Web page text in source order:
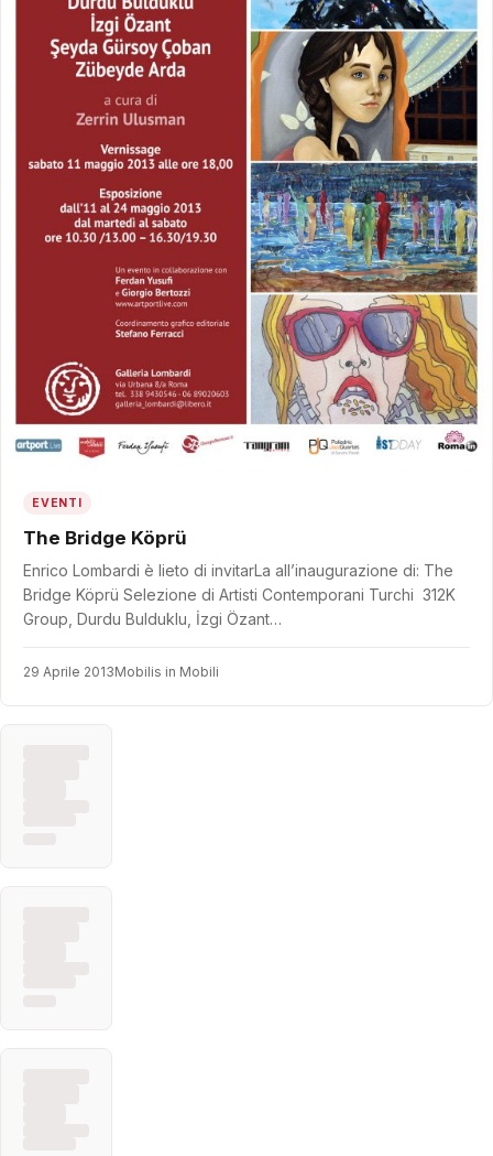
EVENTI
The Bridge Köprü
Enrico Lombardi è lieto di invitarLa all’inaugurazione di: The
Bridge Köprü Selezione di Artisti Contemporani Turchi 312K
Group, Durdu Bulduklu, İzgi Özant…
29 Aprile 2013Mobilis in Mobili